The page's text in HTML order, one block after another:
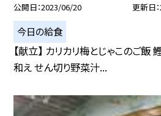
公開日 2023/06/20 更新日
今日の給食
【献立】 カリカリ梅とじゃこのご
和え せん切り野菜汁...